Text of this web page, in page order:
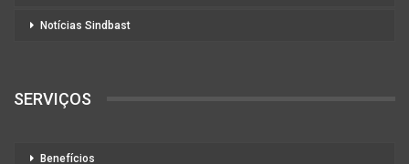
Notícias Sindbast
SERVIÇOS
Benefícios